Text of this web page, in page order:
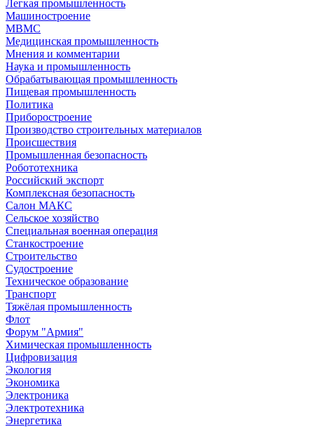
Легкая промышленность
Машиностроение
МВМС
Медицинская промышленность
Мнения и комментарии
Наука и промышленность
Обрабатывающая промышленность
Пищевая промышленность
Политика
Приборостроение
Производство строительных материалов
Происшествия
Промышленная безопасность
Робототехника
Российский экспорт
Комплексная безопасность
Салон МАКС
Сельское хозяйство
Специальная военная операция
Станкостроение
Строительство
Судостроение
Техническое образование
Транспорт
Тяжёлая промышленность
Флот
Форум "Армия"
Химическая промышленность
Цифровизация
Экология
Экономика
Электроника
Электротехника
Энергетика